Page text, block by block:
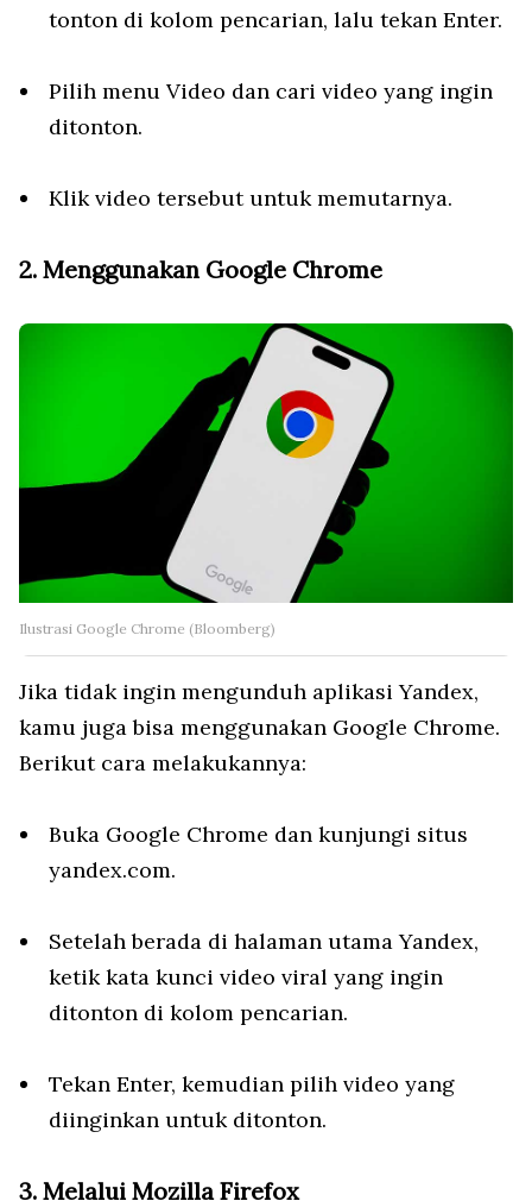
tonton di kolom pencarian, lalu tekan Enter.
Pilih menu Video dan cari video yang ingin
ditonton.
Klik video tersebut untuk memutarnya.
2. Menggunakan Google Chrome
Ilustrasi Google Chrome (Bloomberg)
Jika tidak ingin mengunduh aplikasi Yandex,
kamu juga bisa menggunakan Google Chrome.
Berikut cara melakukannya:
Buka Google Chrome dan kunjungi situs
yandex.com.
Setelah berada di halaman utama Yandex,
ketik kata kunci video viral yang ingin
ditonton di kolom pencarian.
Tekan Enter, kemudian pilih video yang
diinginkan untuk ditonton.
3. Melalui Mozilla Firefox